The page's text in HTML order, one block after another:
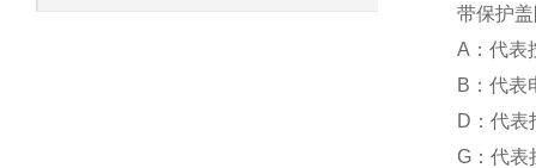
带保护
A：代表
B：代表
D：代表
G：代表